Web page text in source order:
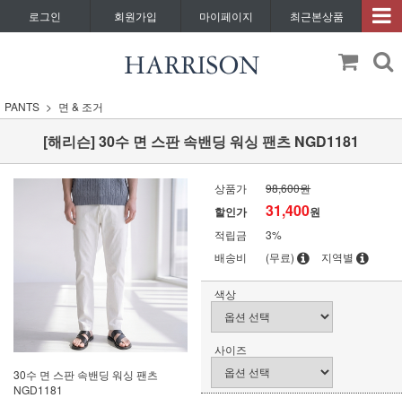
로그인 회원가입 마이페이지 최근본상품
PANTS 면 & 조거
[해리슨] 30수 면 스판 속밴딩 워싱 팬츠 NGD1181
30수 면 스판 속밴딩 워싱 팬츠
NGD1181
상품가 98,600원
할인가 31,400원
적립금
3%
배송비
(무료) 지역별
색상
사이즈